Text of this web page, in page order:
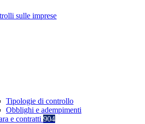
sulle imprese
Tipologie di controllo
Obblighi e adempimenti
e contratti 904